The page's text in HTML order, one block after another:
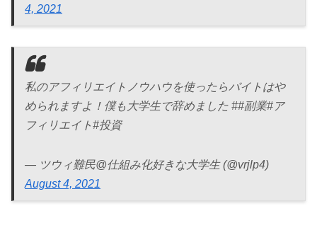
4, 2021
私のアフィリエイトノウハウを使ったらバイトはや
められますよ！僕も大学生で辞めました ##副業#ア
フィリエイト#投資
— ツウィ難民@仕組み化好きな大学生 (@vrjlp4)
August 4, 2021